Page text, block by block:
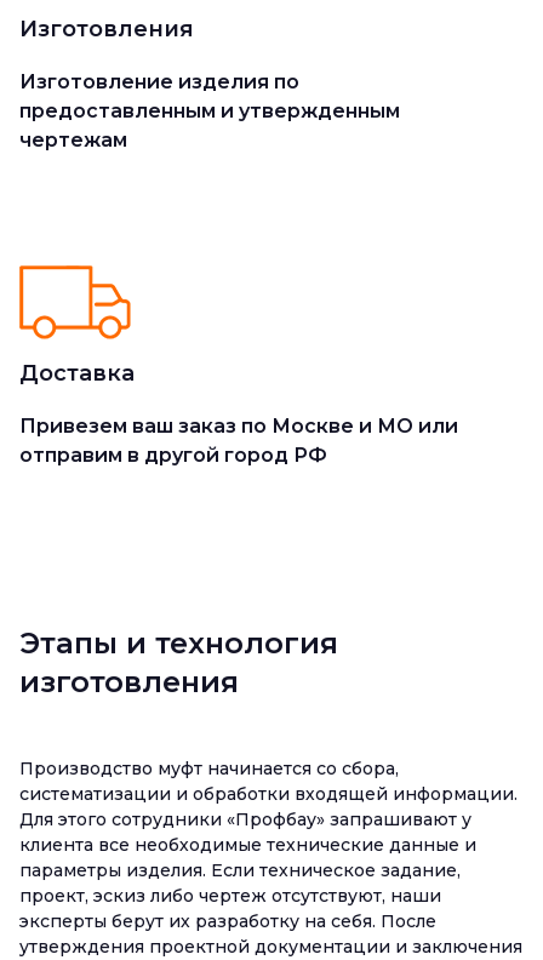
Изготовления
Изготовление изделия по
предоставленным и утвержденным
чертежам
Доставка
Привезем ваш заказ по Москве и МО или
отправим в другой город РФ
Этапы и технология
изготовления
Производство муфт начинается со сбора,
систематизации и обработки входящей информации.
Для этого сотрудники «Профбау» запрашивают у
клиента все необходимые технические данные и
параметры изделия. Если техническое задание,
проект, эскиз либо чертеж отсутствуют, наши
эксперты берут их разработку на себя. После
утверждения проектной документации и заключения